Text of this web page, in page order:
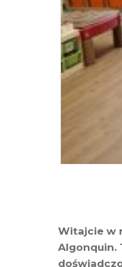
Witajcie w
Algonquin.